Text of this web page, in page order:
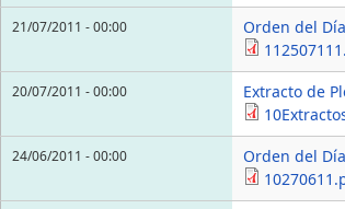
21/07/2011 - 00:00
Orden del
20/07/2011 - 00:00
Extracto de
24/06/2011 - 00:00
Orden del